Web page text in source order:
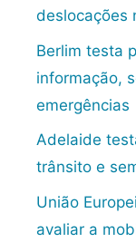
deslocações
Berlim testa
informação,
emergências
Adelaide
trânsito e
União
avaliar a